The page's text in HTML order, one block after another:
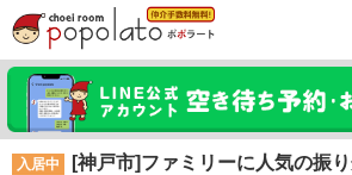
入居中
[神戸市]ファミリーに人気の振